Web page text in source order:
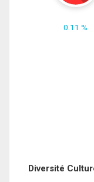
0.11 %
Diversité